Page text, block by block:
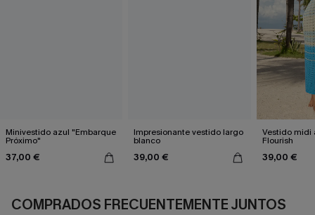
Minivestido azul "Embarque
Próximo"
37,00 €
Impresionante vestido largo
blanco
39,00 €
Vestido midi
Flourish
39,00 €
COMPRADOS FRECUENTEMENTE JUNTOS